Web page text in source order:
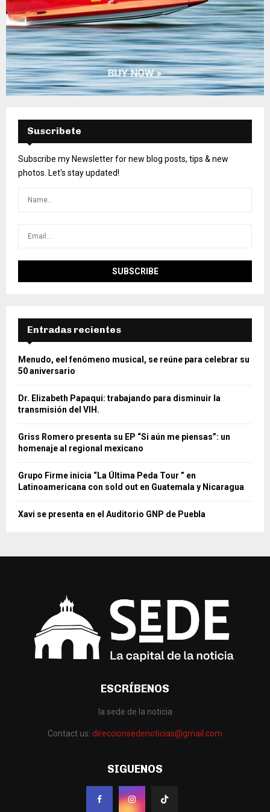
Suscribete
Subscribe my Newsletter for new blog posts, tips & new
photos. Let's stay updated!
Entradas recientes
Menudo, eel fenómeno musical, se reúne para celebrar su
50 aniversario
Dr. Elizabeth Papaqui: trabajando para disminuir la
transmisión del VIH.
Griss Romero presenta su EP “Si aún me piensas”: un
homenaje al regional mexicano
Grupo Firme inicia “La Última Peda Tour ” en
Latinoamericana con sold out en Guatemala y Nicaragua
Xavi se presenta en el Auditorio GNP de Puebla
ESCRÍBENOS
la sede de la noticia
Contact us: direccionsedenoticias@gmail.com
SIGUENOS